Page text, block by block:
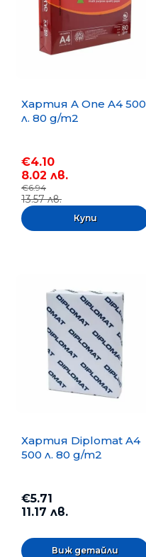
Хартия A One A4 500
л. 80 g/m2
€4.10
8.02 лв.
€6.94
13.57 лв.
Хартия Diplomat A4
500 л. 80 g/m2
€5.71
11.17 лв.
Виж детайли